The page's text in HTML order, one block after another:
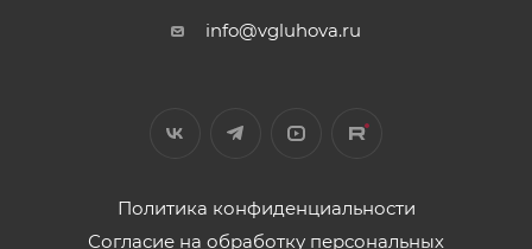
info@vgluhova.ru
Политика конфиденциальности
Согласие на обработку персональных